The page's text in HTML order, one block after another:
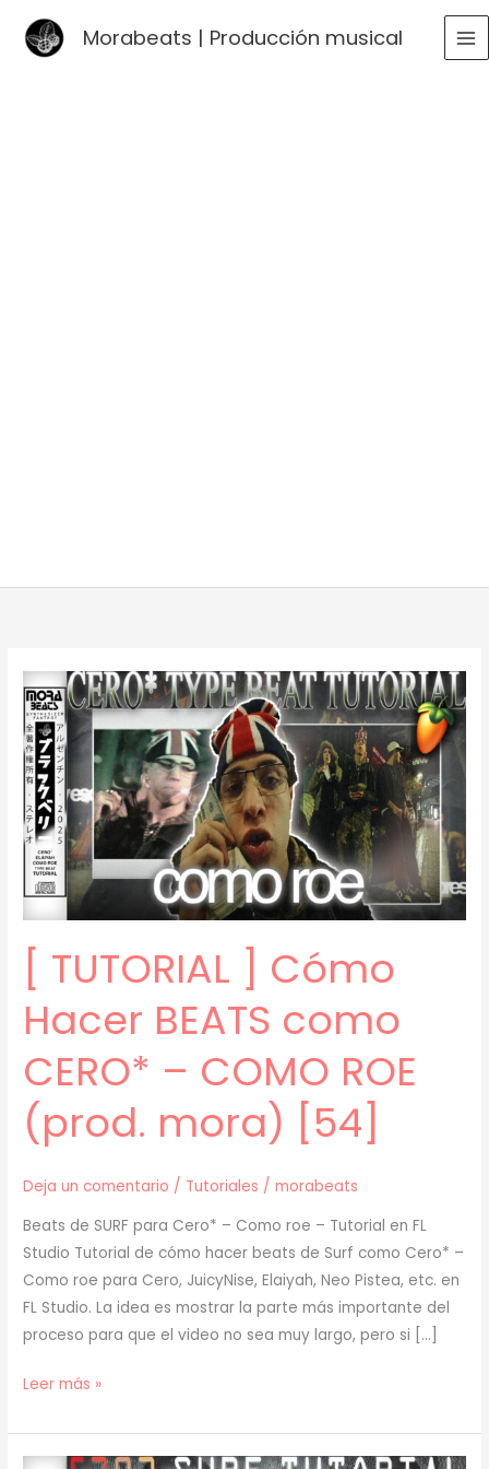
Morabeats | Producción musical
[ TUTORIAL ] Cómo
Hacer BEATS como
CERO* – COMO ROE
(prod. mora) [54]
Deja un comentario / Tutoriales /morabeats
Beats de SURF para Cero* – Como roe – Tutorial en FL
Studio Tutorial de cómo hacer beats de Surf como Cero* –
Como roe para Cero, JuicyNise, Elaiyah, Neo Pistea, etc. en
FL Studio. La idea es mostrar la parte más importante del
proceso para que el video no sea muy largo, pero si […]
[
]
Leer más »